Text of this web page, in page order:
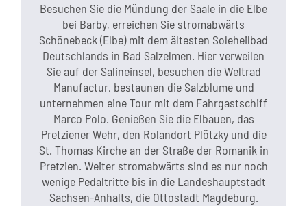
Besuchen Sie die Mündung der Saale in die Elbe
bei Barby, erreichen Sie stromabwärts
Schönebeck (Elbe) mit dem ältesten Soleheilbad
Deutschlands in Bad Salzelmen. Hier verweilen
Sie auf der Salineinsel, besuchen die Weltrad
Manufactur, bestaunen die Salzblume und
unternehmen eine Tour mit dem Fahrgastschiff
Marco Polo. Genießen Sie die Elbauen, das
Pretziener Wehr, den Rolandort Plötzky und die
St. Thomas Kirche an der Straße der Romanik in
Pretzien. Weiter stromabwärts sind es nur noch
wenige Pedaltritte bis in die Landeshauptstadt
Sachsen-Anhalts, die Ottostadt Magdeburg.